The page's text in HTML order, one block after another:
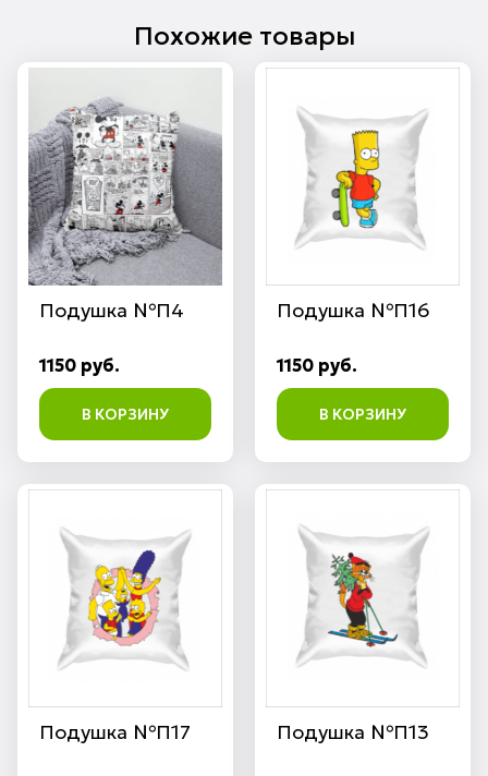
Похожие товары
Подушка №П4
1150 руб.
В КОРЗИНУ
Подушка №П16
1150 руб.
В КОРЗИНУ
Подушка №П17 Подушка №П13